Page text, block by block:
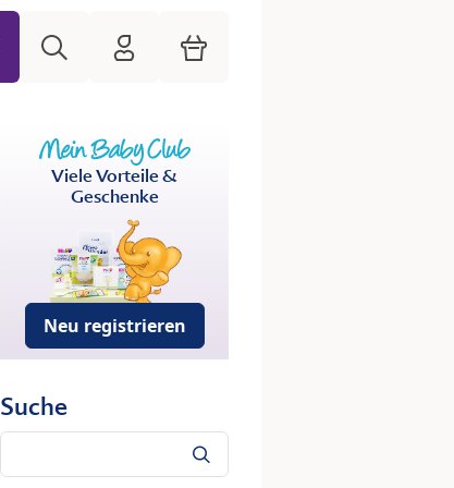
HiPP Mein Babyclub
Warenkorb
Viele Vorteile &
Geschenke
Neu registrieren
Suche